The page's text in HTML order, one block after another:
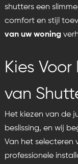
shutters een
comfort en stijl
van uw woning
Kies
van
Het kiezen van de
beslissing, en wij
Van het
professionele